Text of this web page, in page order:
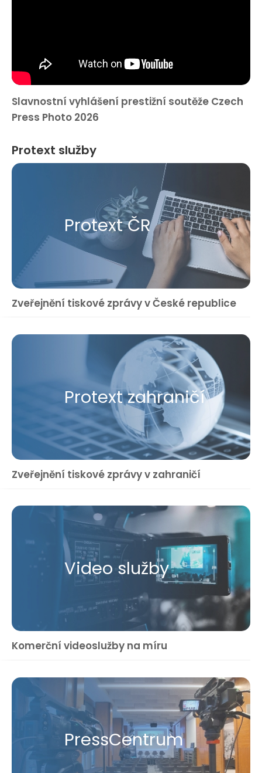
Slavnostní vyhlášení prestižní soutěže Czech
Press Photo 2026
Protext služby
Protext ČR
Zveřejnění tiskové zprávy v České republice
Protext zahraničí
Zveřejnění tiskové zprávy v zahraničí
Video služby
Komerční videoslužby na míru
Press​Centrum